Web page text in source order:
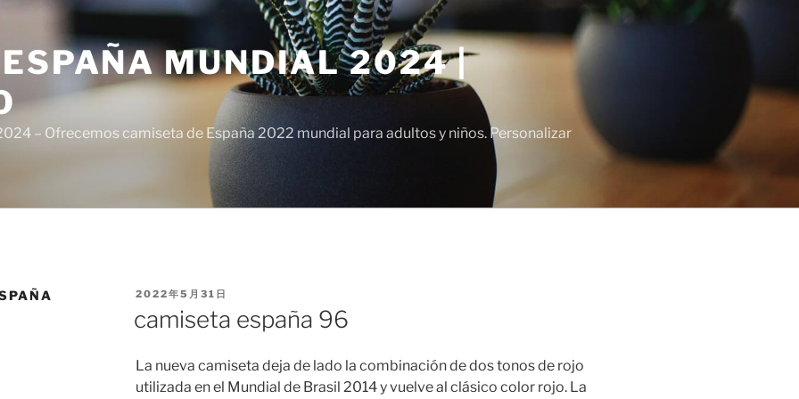
MUNDIAL 2024 |
– Ofrecemos camiseta de España 2022 mundial para adultos y niños. Personalizar
PUBLICADO
2022年5月31日
camiseta españa 96
La nueva camiseta deja de lado la combinación de dos tonos de rojo
utilizada en el Mundial de Brasil 2014 y vuelve al clásico color rojo. La